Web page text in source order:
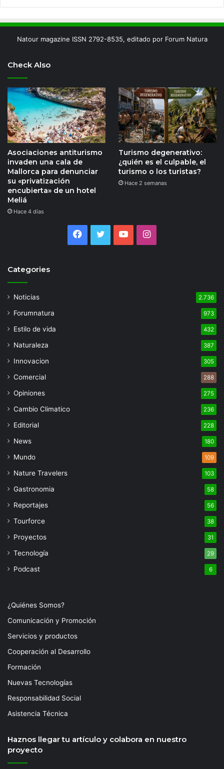
Natour magazine ISSN 2792-8535, editado por Forum Natura
Check Also
Asociaciones antiturismo
invaden una cala de
Mallorca para denunciar
su «privatización
encubierta» de un hotel
Meliá
Hace 4 días
Turismo degenerativo:
¿quién es el culpable, el
turismo o los turistas?
Hace 2 semanas
Facebook
TwitterYouTubeInstagram
Categories
Noticias 2.736
Forumnatura 973
Estilo de vida 432
Naturaleza 387
Innovacion 305
Comercial 288
Opiniones 275
Cambio Climatico 236
Editorial 228
News 180
Mundo 109
Nature Travelers 103
Gastronomia 58
Reportajes 56
Tourforce 38
Proyectos 31
Tecnología 29
Podcast 6
¿Quiénes Somos?
Comunicación y Promoción
Servicios y productos
Cooperación al Desarrollo
Formación
Nuevas Tecnologías
Responsabilidad Social
Asistencia Técnica
Haznos llegar tu artículo y colabora en nuestro
proyecto